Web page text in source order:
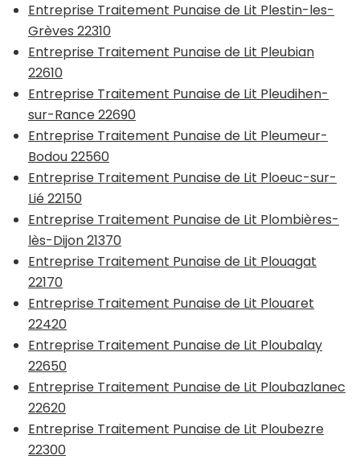
Entreprise Traitement Punaise de Lit Plestin-les-
Grèves 22310
Entreprise Traitement Punaise de Lit Pleubian
22610
Entreprise Traitement Punaise de Lit Pleudihen-
sur-Rance 22690
Entreprise Traitement Punaise de Lit Pleumeur-
Bodou 22560
Entreprise Traitement Punaise de Lit Ploeuc-sur-
Lié 22150
Entreprise Traitement Punaise de Lit Plombières-
lès-Dijon 21370
Entreprise Traitement Punaise de Lit Plouagat
22170
Entreprise Traitement Punaise de Lit Plouaret
22420
Entreprise Traitement Punaise de Lit Ploubalay
22650
Entreprise Traitement Punaise de Lit Ploubazlanec
22620
Entreprise Traitement Punaise de Lit Ploubezre
22300